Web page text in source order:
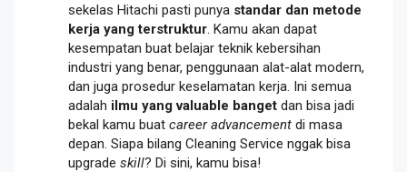
sekelas Hitachi pasti punya standar dan metode
kerja yang terstruktur . Kamu akan dapat
kesempatan buat belajar teknik kebersihan
industri yang benar, penggunaan alat-alat modern,
dan juga prosedur keselamatan kerja. Ini semua
adalah ilmu yang valuable banget dan bisa jadi
bekal kamu buat career advancement di masa
depan. Siapa bilang Cleaning Service nggak bisa
upgrade skill? Di sini, kamu bisa!